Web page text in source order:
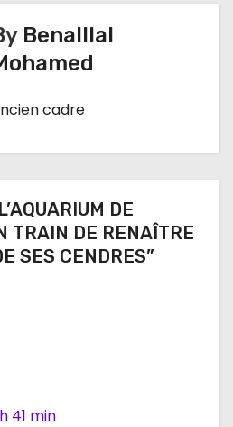
Benalllal
cadre
DE
TRAIN DE RENAÎTRE
SES CENDRES ”
41 min